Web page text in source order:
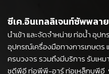
ซีเค.อินเทลลิเจนท์ซัพพลาย
นำเข้า และจัดจำหน่าย ท่อน้ำ อุป
อุปกรณ์เครื่องมือทางการเกษต
ครบวงจร รวมถึงมีบริการ รับเห
ชดีพีอี ท่อพีพี-อาร์ ท่อเหล็กบุพีอี